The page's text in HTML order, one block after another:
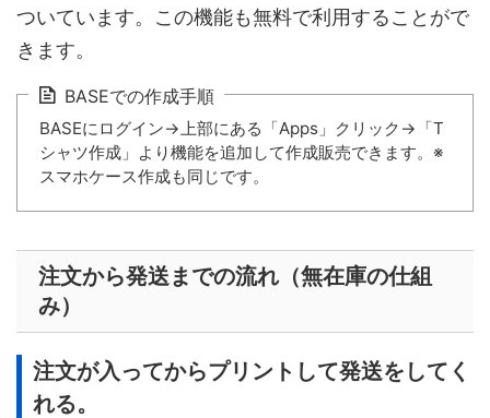
ついています。この機能も無料で利用することがで
きます。
BASEでの作成手順
BASEにログイン→上部にある「Apps」クリック→「T
シャツ作成」より機能を追加して作成販売できます。※
スマホケース作成も同じです。
注文から発送までの流れ（無在庫の仕組
み）
注文が入ってからプリントして発送をしてく
れる。